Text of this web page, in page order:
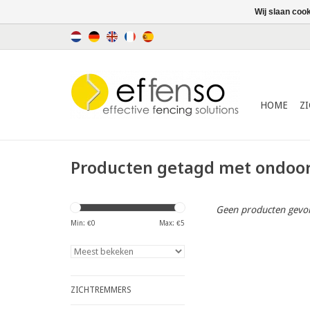
HOME
Producten getagd met
Min: €0 Max: €5
ZICHTREMMERS
Geen producten
Wij slaan